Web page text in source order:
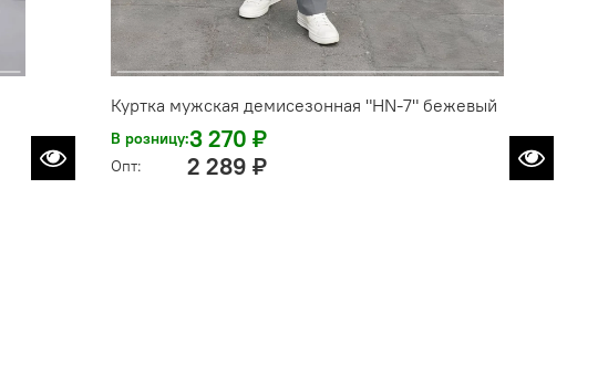
Куртка мужская демисезонная "HN-7" бежевый
В розницу:3 270 ₽
Опт: 2 289 ₽